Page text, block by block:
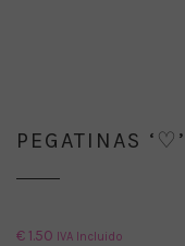
PEGATINAS
€1.50 IVA Incluido